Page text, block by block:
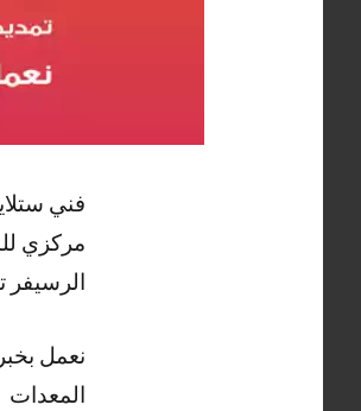
فني
مركزي
الرسيفر
نعمل
المعدات